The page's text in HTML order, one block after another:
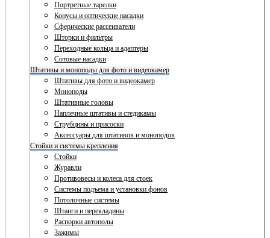
Портретные тарелки
Конусы и оптические насадки
Сферические рассеиватели
Шторки и фильтры
Переходные кольца и адаптеры
Сотовые насадки
Штативы и моноподы для фото и видеокамер
Штативы для фото и видеокамер
Моноподы
Штативные головы
Наплечные штативы и стедикамы
Струбцины и присоски
Аксессуары для штативов и моноподов
Стойки и системы крепления
Стойки
Журавли
Противовесы и колеса для стоек
Системы подъема и установки фонов
Потолочные системы
Штанги и перекладины
Распорки автополы
Зажимы